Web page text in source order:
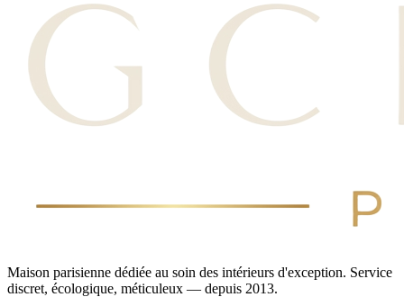
Maison parisienne dédiée au soin des intérieurs d'exception. Service
discret, écologique, méticuleux — depuis 2013.